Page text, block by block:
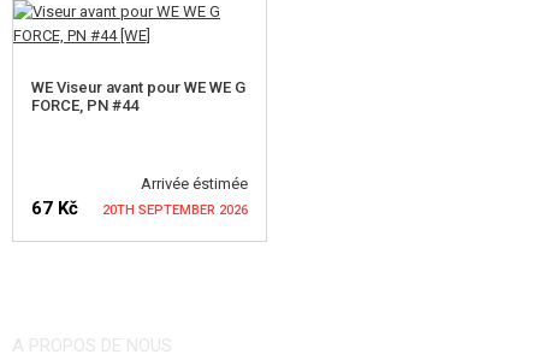
CIBLES, CHAMP DE TIR
OUTDOOR, BUSHCRAFT
JEUX DE CONSTRUCTION, MAQUETTES
VÉRIFIER LA DISPONIBILITÉ
WE Viseur avant pour WE WE G
FORCE, PN #44
Arrivée éstimée
67 Kč 20TH SEPTEMBER 2026
A PROPOS DE NOUS